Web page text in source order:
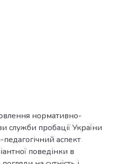
нормативно-
служби пробації України
аспект
поведінки в